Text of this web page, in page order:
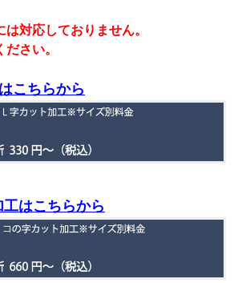
対応しておりません。
さい。
こちらから
はこちらから